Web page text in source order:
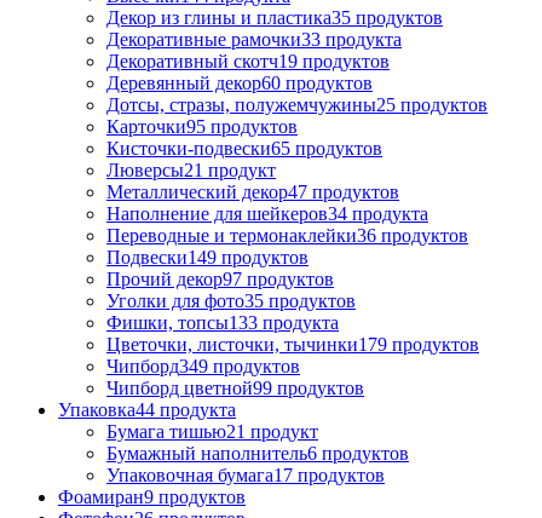
Декор из глины и пластика35 продуктов
Декоративные рамочки33 продукта
Декоративный скотч19 продуктов
Деревянный декор60 продуктов
Дотсы, стразы, полужемчужины25 продуктов
Карточки95 продуктов
Кисточки-подвески65 продуктов
Люверсы21 продукт
Металлический декор47 продуктов
Наполнение для шейкеров34 продукта
Переводные и термонаклейки36 продуктов
Подвески149 продуктов
Прочий декор97 продуктов
Уголки для фото35 продуктов
Фишки, топсы133 продукта
Цветочки, листочки, тычинки179 продуктов
Чипборд349 продуктов
Чипборд цветной99 продуктов
Упаковка44 продукта
Бумага тишью21 продукт
Бумажный наполнитель6 продуктов
Упаковочная бумага17 продуктов
Фоамиран9 продуктов